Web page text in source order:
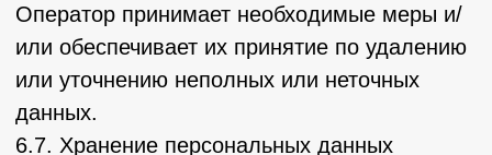
10. Порядок сбора, хранения, передачи и
других видов обработки персональных
данных
Безопасность персональных данных,
которые обрабатываются Оператором,
обеспечивается путем реализации